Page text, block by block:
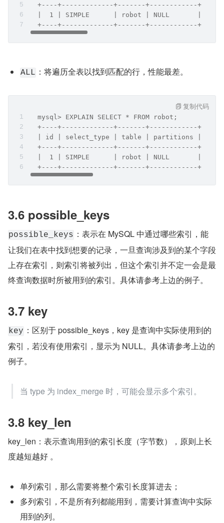
+----+-------------+-------+------------
|  1 | SIMPLE      | robot | NULL       |
+----+-------------+-------+------------
ALL ：将遍历全表以找到匹配的行，性能最差。
  mysql> EXPLAIN SELECT * FROM robot;
+----+-------------+-------+------------
| id | select_type | table | partitions |
+----+-------------+-------+------------
|  1 | SIMPLE      | robot | NULL       | ALL
+----+-------------+-------+------------
复制代码
3.6 possible_keys
possible_keys ：表示在 MySQL 中通过哪些索引，能
让我们在表中找到想要的记录，一旦查询涉及到的某个字段
上存在索引，则索引将被列出，但这个索引并不定一会是最
终查询数据时所被用到的索引。具体请参考上边的例子。
3.7 key
key ：区别于 possible_keys，key 是查询中实际使用到的
索引，若没有使用索引，显示为 NULL。具体请参考上边的
例子。
当 type 为 index_merge 时，可能会显示多个索引。
3.8 key_len
key_len：表示查询用到的索引长度（字节数），原则上长
度越短越好 。
单列索引，那么需要将整个索引长度算进去；
多列索引，不是所有列都能用到，需要计算查询中实际
用到的列。